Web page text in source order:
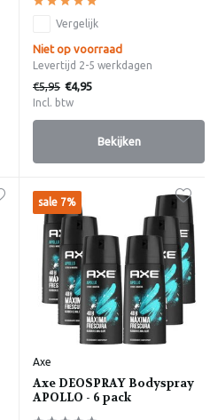
Vergelijk
Niet op voorraad
Levertijd 2-5 werkdagen
€5,95 €4,95
Incl. btw
Bekijken
sale 7%
Axe
Axe DEOSPRAY Bodyspray
APOLLO - 6 pack